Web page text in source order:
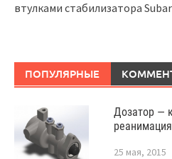
втулками стабилизатора
ПОПУЛЯРНЫЕ
Дозатор —
реанимация
25 мая, 2015